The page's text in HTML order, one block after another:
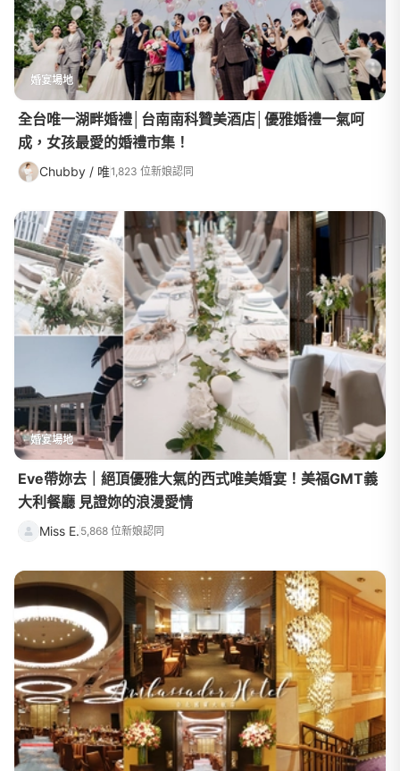
婚宴場地
全台唯一湖畔婚禮│台南南科贊美酒店│優雅婚禮一氣呵
成，女孩最愛的婚禮市集！
Chubby / 唯1,823 位新娘認同
婚宴場地
Eve帶妳去｜絕頂優雅大氣的西式唯美婚宴！美福GMT義
大利餐廳 見證妳的浪漫愛情
Miss E. 5,868 位新娘認同